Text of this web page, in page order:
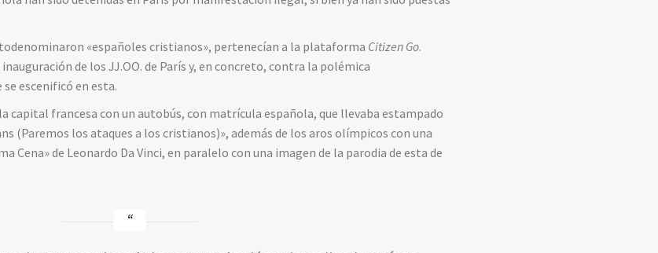
«españoles cristianos», pertenecían a la plataforma Citizen Go.
de los JJ.OO. de París y, en concreto, contra la polémica
escenificó en esta.
capital francesa con un autobús, con matrícula española, que llevaba estampado
(Paremos los ataques a los cristianos)», además de los aros olímpicos con una
Cena» de Leonardo Da Vinci, en paralelo con una imagen de la parodia de esta de